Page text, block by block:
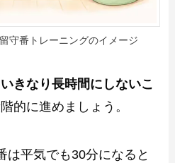
守番トレーニングのイメージ
いきなり長時間にしないこ
的に進めましょう。
は平気でも30分になると